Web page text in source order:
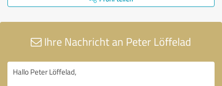
Ihre Nachricht an Peter Löffelad